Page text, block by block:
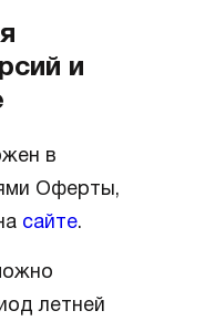
и
в
Оферты,
сайте.
летней